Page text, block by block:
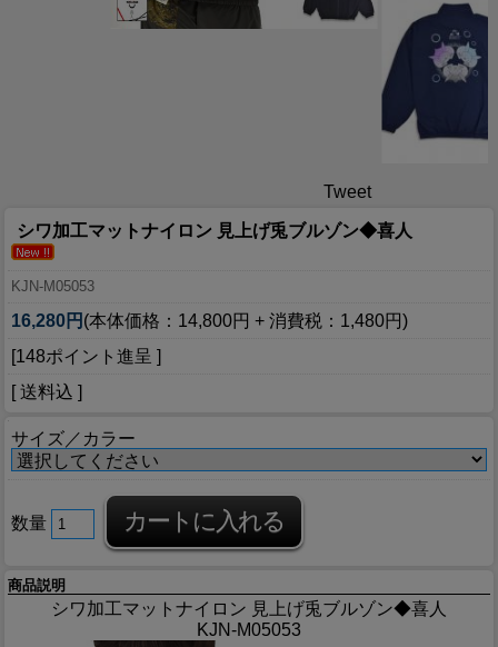
Tweet
シワ加工マットナイロン 見上げ兎ブルゾン◆喜人
KJN-M05053
16,280円 (本体価格：14,800円 + 消費税：1,480円)
[148ポイント進呈 ]
[ 送料込 ]
サイズ／カラー
数量
商品説明
シワ加工マットナイロン 見上げ兎ブルゾン◆喜人
KJN-M05053